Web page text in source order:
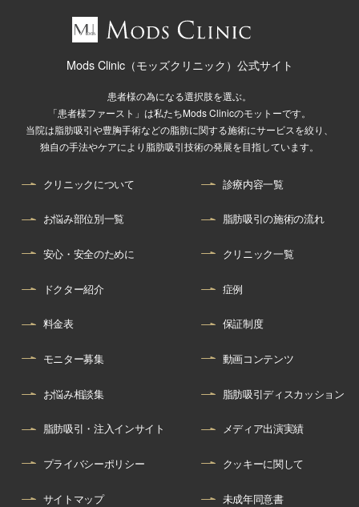
Mods Clinic（モッズクリニック）公式サイト
患者様の為になる選択肢を選ぶ。
「患者様ファースト」は私たちMods Clinicのモットーです。
当院は脂肪吸引や豊胸手術などの脂肪に関する施術にサービスを絞り、
独自の手法やケアにより脂肪吸引技術の発展を目指しています。
クリニックについて 診療内容一覧
お悩み部位別一覧 脂肪吸引の施術の流れ
安心・安全のために クリニック一覧
ドクター紹介 症例
料金表 保証制度
モニター募集 動画コンテンツ
お悩み相談集 脂肪吸引ディスカッション
脂肪吸引・注入インサイト メディア出演実績
プライバシーポリシー クッキーに関して
サイトマップ 未成年同意書